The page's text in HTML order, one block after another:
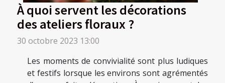
À quoi servent les décorations
des ateliers floraux ?
30 octobre 2023 13:00
Les moments de convivialité sont plus ludiques
et festifs lorsque les environs sont agrémentés